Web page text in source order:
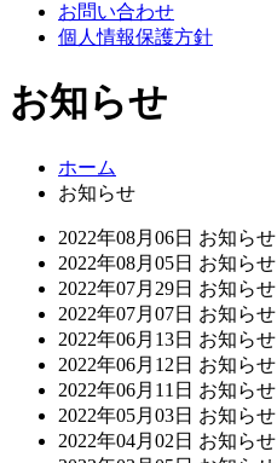
お問い合わせ
個人情報保護方針
お知らせ
ホーム
お知らせ
2022年08月06日 お知らせ
2022年08月05日 お知らせ
2022年07月29日 お知らせ
2022年07月07日 お知らせ
2022年06月13日 お知らせ
2022年06月12日 お知らせ
2022年06月11日 お知らせ
2022年05月03日 お知らせ
2022年04月02日 お知らせ